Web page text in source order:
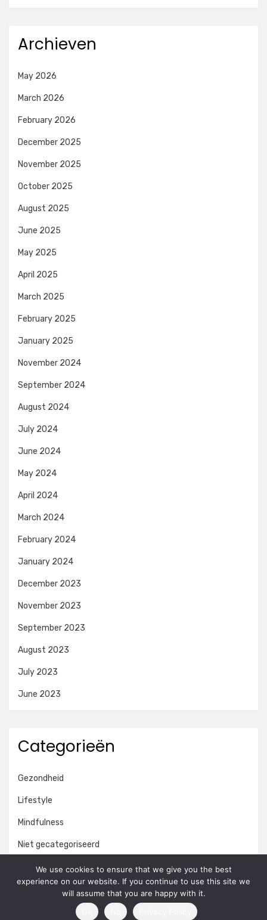
Archieven
May 2026
March 2026
February 2026
December 2025
November 2025
October 2025
August 2025
June 2025
May 2025
April 2025
March 2025
February 2025
January 2025
November 2024
September 2024
August 2024
July 2024
June 2024
May 2024
April 2024
March 2024
February 2024
January 2024
December 2023
November 2023
September 2023
August 2023
July 2023
June 2023
Categorieën
Gezondheid
Lifestyle
Mindfulness
Niet gecategoriseerd
Onderwijs
Persoonlijke ontwikkeling
We use cookies to ensure that we give you the best
experience on our website. If you continue to use this site we
will assume that you are happy with it.